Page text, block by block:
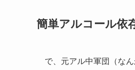
簡単アルコール依
で、元アル中軍団（な